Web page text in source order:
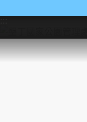
:::